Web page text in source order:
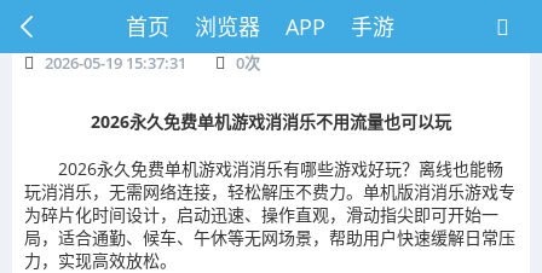
首页 浏览器 APP 手游
2026-05-19 15:37:31 0次
2026永久免费单机游戏消消乐不用流量也可以玩
2026永久免费单机游戏消消乐有哪些游戏好玩？ 离线也能畅
玩消消乐，无需网络连接，轻松解压不费力。单机版消消乐游戏专
为碎片化时间设计，启动迅速、操作直观，滑动指尖即可开始一
局，适合通勤、候车、午休等无网场景，帮助用户快速缓解日常压
力，实现高效放松。